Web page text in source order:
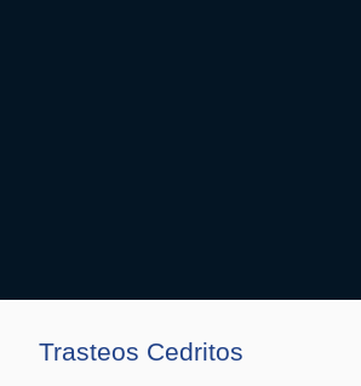
Trasteos Cedritos